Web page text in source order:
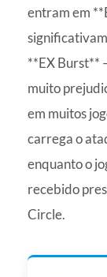
entram em
**EX Burst**
muito
em muitos
carrega o
enquanto o
recebido
Circle.